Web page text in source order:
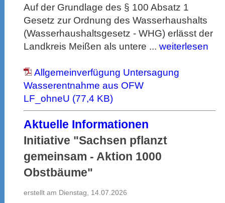
Auf der Grundlage des § 100 Absatz 1
Gesetz zur Ordnung des Wasserhaushalts
(Wasserhaushaltsgesetz - WHG) erlässt der
Landkreis Meißen als untere ...weiterlesen
Allgemeinverfügung Untersagung
Wasserentnahme aus OFW
LF_ohneU (77,4 KB)
Aktuelle Informationen
Initiative "Sachsen pflanzt
gemeinsam - Aktion 1000
Obstbäume"
erstellt am Dienstag, 14.07.2026